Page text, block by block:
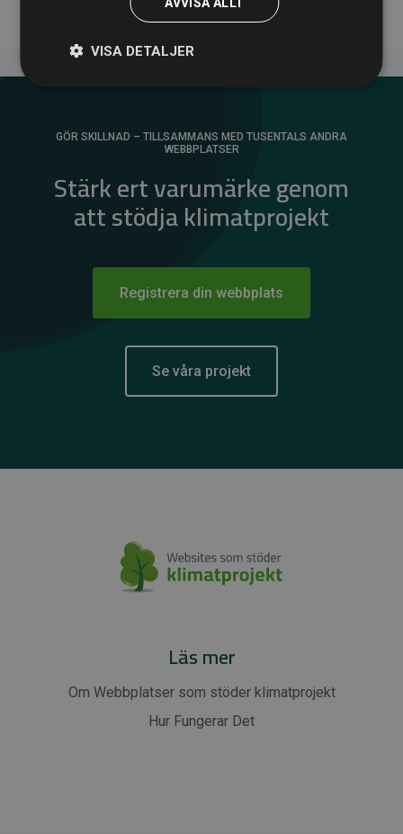
GÖR SKILLNAD – TILLSAMMANS MED TUSENTALS ANDRA
WEBBPLATSER
Stärk ert varumärke genom
att stödja klimatprojekt
Registrera din webbplats
Se våra projekt
Läs mer
Om Webbplatser som stöder klimatprojekt
Hur Fungerar Det
VISA DETALJER